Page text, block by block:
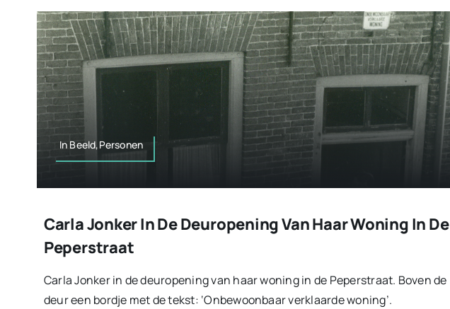
In Beeld,Personen
Carla Jonker In De Deuropening Van Haar Woning In De
Peperstraat
Carla Jonker in de deuropening van haar woning in de Peperstraat. Boven de
deur een bordje met de tekst: ‘Onbewoonbaar verklaarde woning’.